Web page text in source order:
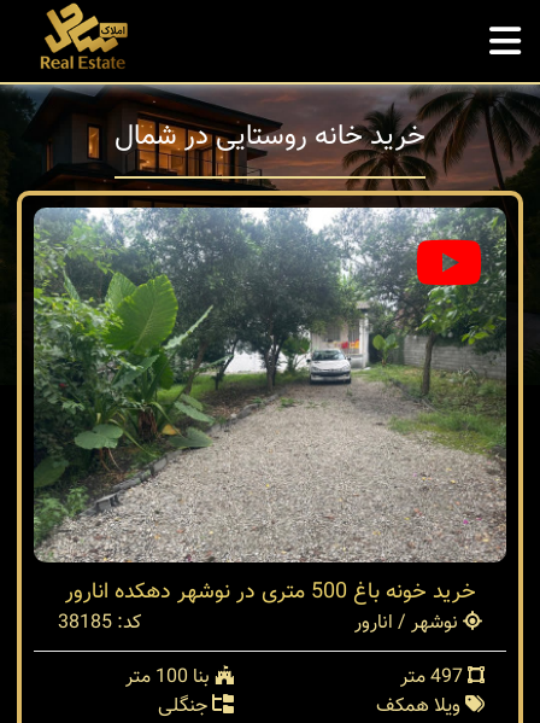
خرید خانه روستایی در شمال
خرید خونه باغ 500 متری در نوشهر دهکده انارور
نوشهر / انارور
کد: 38185
بنا 100 متر
ویلا همکف
جنگلی